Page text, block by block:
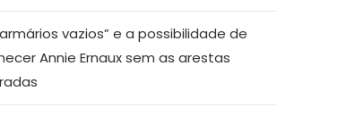
vazios” e a possibilidade de
Annie Ernaux sem as arestas